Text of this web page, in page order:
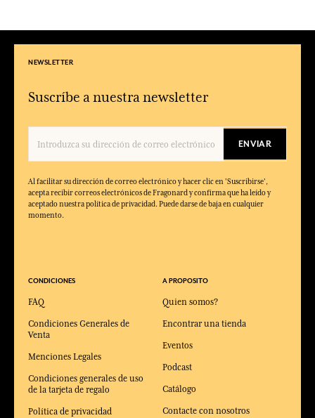
NEWSLETTER
Suscríbe a nuestra newsletter
ENVIAR
Al facilitar su dirección de correo electrónico y hacer clic en 'Suscribirse',
acepta recibir correos electrónicos de Fragonard y confirma que ha leído y
aceptado nuestra política de privacidad. Puede darse de baja en cualquier
momento.
CONDICIONES
FAQ
Condiciones Generales de
Venta
Menciones Legales
Condiciones generales de uso
de la tarjeta de regalo
Política de privacidad
A PROPOSITO
Quien somos?
Encontrar una tienda
Eventos
Podcast
Catálogo
Contacte con nosotros